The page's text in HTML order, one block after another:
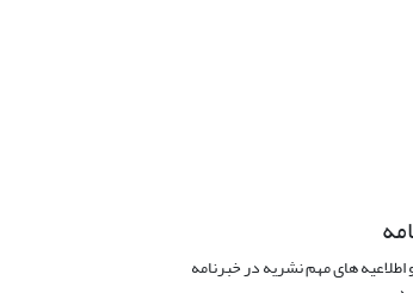
اطلاعیه های مهم نشریه در خبرنامه